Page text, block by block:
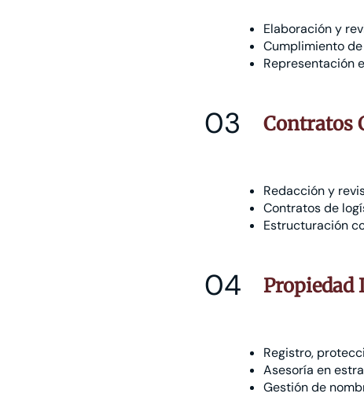
Elaboración y
Cumplimiento
Representación
03 Contratos
Redacción y
Contratos de
Estructuración
04 Propiedad
Registro,
Asesoría en
Gestión de